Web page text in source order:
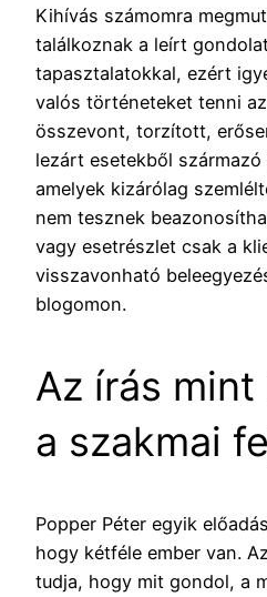
Kihívás számomra
találkoznak a leírt
tapasztalatokkal, ezért
valós történeteket tenni
összevont, torzított,
lezárt esetekből
amelyek kizárólag
nem tesznek
vagy esetrészlet csak a
visszavonható
blogomon.
Az írás
a szakmai
Popper Péter egyik
hogy kétféle ember van.
tudja, hogy mit gondol, a